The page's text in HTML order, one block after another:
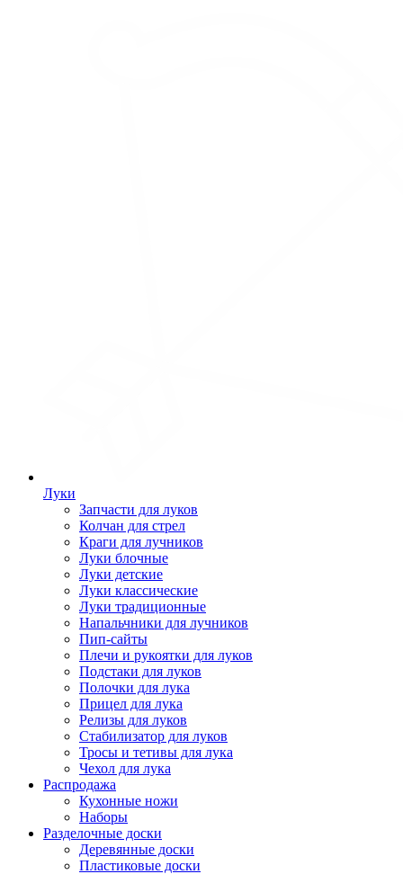
Луки
Запчасти для луков
Колчан для стрел
Краги для лучников
Луки блочные
Луки детские
Луки классические
Луки традиционные
Напальчники для лучников
Пип-сайты
Плечи и рукоятки для луков
Подстаки для луков
Полочки для лука
Прицел для лука
Релизы для луков
Стабилизатор для луков
Тросы и тетивы для лука
Чехол для лука
Распродажа
Кухонные ножи
Наборы
Разделочные доски
Деревянные доски
Пластиковые доски